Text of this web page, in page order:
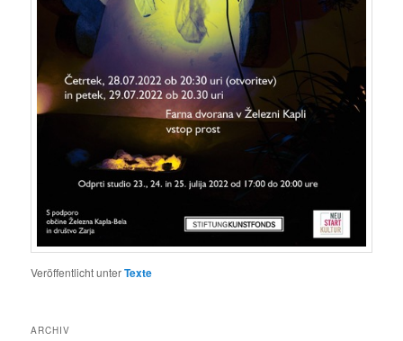
Veröffentlicht unterTexte
ARCHIV